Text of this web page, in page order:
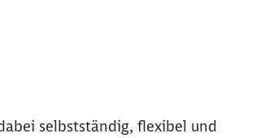
selbstständig, flexibel und